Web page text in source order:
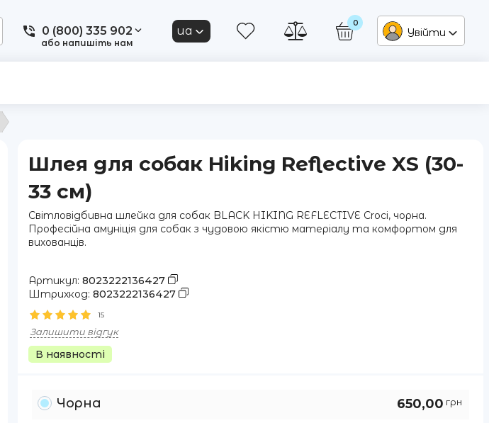
0 (800) 335 902
або напишіть нам
ua
0
Увійти
Шлея для собак Hiking Reflective XS (30-
33 см)
Світловідбивна шлейка для собак BLACK HIKING REFLECTIVE Croci, чорна.
Професійна амуніція для собак з чудовою якістю матеріалу та комфортом для
вихованців.
Артикул: 8023222136427
Штрихкод: 8023222136427
15
Залишити відгук
В наявності
Чорна 650,00 грн